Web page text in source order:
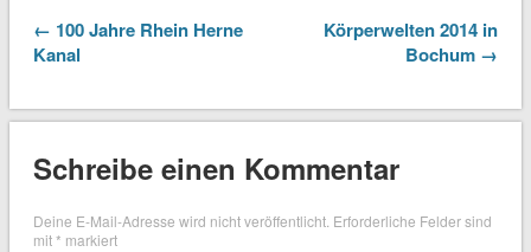
← 100 Jahre Rhein Herne
Kanal
Körperwelten 2014 in
Bochum →
Schreibe einen Kommentar
Deine E-Mail-Adresse wird nicht veröffentlicht. Erforderliche Felder sind
mit* markiert